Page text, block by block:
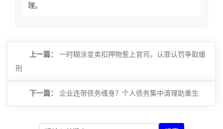
理。
上一篇：
一时糊涂变卖扣押物惹上官司，认罪认罚争取缓
刑
下一篇： 企业连带债务缠身？个人债务集中清理助重生